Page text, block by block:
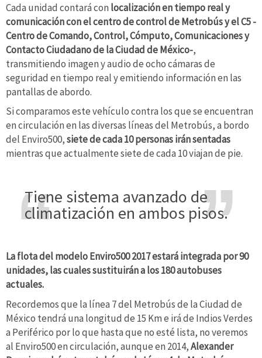
Cada unidad contará con localización en tiempo real y
comunicación con el centro de control de Metrobús y el C5 -
Centro de Comando, Control, Cómputo, Comunicaciones y
Contacto Ciudadano de la Ciudad de México-,
transmitiendo imagen y audio de ocho cámaras de
seguridad en tiempo real y emitiendo información en las
pantallas de abordo.
Si comparamos este vehículo contra los que se encuentran
en circulación en las diversas líneas del Metrobús, a bordo
del Enviro500,siete de cada 10 personas irán sentadas
mientras que actualmente siete de cada 10 viajan de pie.
Tiene sistema avanzado de
climatización en ambos pisos.
La flota del modelo Enviro500 2017 estará integrada por 90
unidades, las cuales sustituirán a los 180 autobuses
actuales.
Recordemos que la línea 7 del Metrobús de la Ciudad de
México tendrá una longitud de 15 Km e irá de Indios Verdes
a Periférico por lo que hasta que no esté lista, no veremos
al Enviro500 en circulación, aunque en 2014,Alexander